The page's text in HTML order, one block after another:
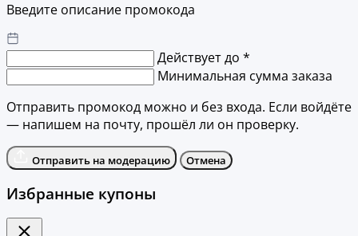
Введите описание промокода
Действует до *
Минимальная сумма заказа
Отправить промокод можно и без входа. Если войдёте
— напишем на почту, прошёл ли он проверку.
Отправить на модерацию Отмена
Избранные купоны